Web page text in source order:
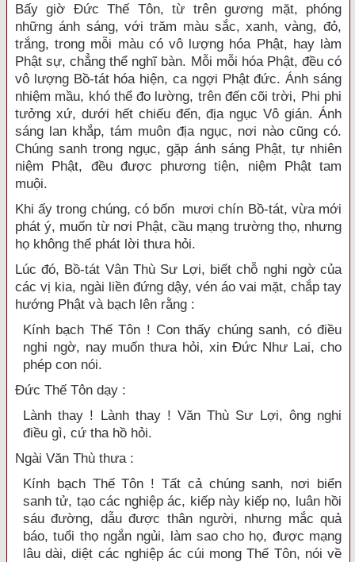
Bấy giờ Đức Thế Tôn, từ trên gương mặt, phóng
những ánh sáng, với trăm màu sắc, xanh, vàng, đỏ,
trắng, trong mỗi màu có vô lượng hóa Phật, hay làm
Phật sự, chẳng thể nghĩ bàn. Mỗi mỗi hóa Phật, đều có
vô lượng Bồ-tát hóa hiện, ca ngợi Phật đức. Ánh sáng
nhiệm mầu, khó thể đo lường, trên đến cõi trời, Phi phi
tưởng xứ, dưới hết chiếu đến, địa ngục Vô gián. Ánh
sáng lan khắp, tám muôn địa ngục, nơi nào cũng có.
Chúng sanh trong ngục, gặp ánh sáng Phật, tự nhiên
niệm Phật, đều được phương tiện, niệm Phật tam
muội.
Khi ấy trong chúng, có bốn mươi chín Bồ-tát, vừa mới
phát ý, muốn từ nơi Phật, cầu mạng trường thọ, nhưng
họ không thể phát lời thưa hỏi.
Lúc đó, Bồ-tát Vân Thù Sư Lợi, biết chỗ nghi ngờ của
các vị kia, ngài liền đứng dậy, vén áo vai mặt, chắp tay
hướng Phật và bạch lên rằng :
Kính bạch Thế Tôn ! Con thấy chúng sanh, có điều
nghi ngờ, nay muốn thưa hỏi, xin Đức Như Lai, cho
phép con nói.
Đức Thế Tôn dạy :
Lành thay ! Lành thay ! Văn Thù Sư Lợi, ông nghi
điều gì, cứ tha hồ hỏi.
Ngài Văn Thù thưa :
Kính bạch Thế Tôn ! Tất cả chúng sanh, nơi biển
sanh tử, tạo các nghiệp ác, kiếp này kiếp nọ, luân hồi
sáu đường, dẫu được thân người, nhưng mắc quả
báo, tuổi thọ ngắn ngủi, làm sao cho họ, được mạng
lâu dài, diệt các nghiệp ác cúi mong Thế Tôn, nói về